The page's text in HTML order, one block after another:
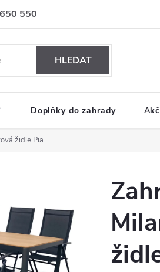
550
osobních údajů
HLEDAT
Doplňky do zahrady
židle Pia